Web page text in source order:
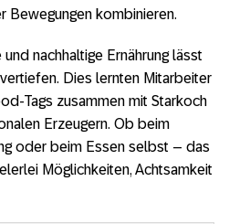
Bewegungen kombinieren.
nachhaltige Ernährung lässt
Dies lernten Mitarbeiter
Tags zusammen mit Starkoch
Erzeugern. Ob beim
oder beim Essen selbst – das
Möglichkeiten, Achtsamkeit